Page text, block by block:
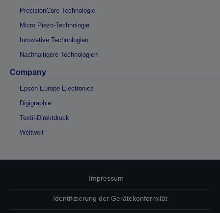
PrecisionCore-Technologie
Micro Piezo-Technologie
Innovative Technologien
Nachhaltigere Technologien
Company
Epson Europe Electronics
Digigraphie
Textil-Direktdruck
Weltweit
Impressum
Identifizierung der Gerätekonformität